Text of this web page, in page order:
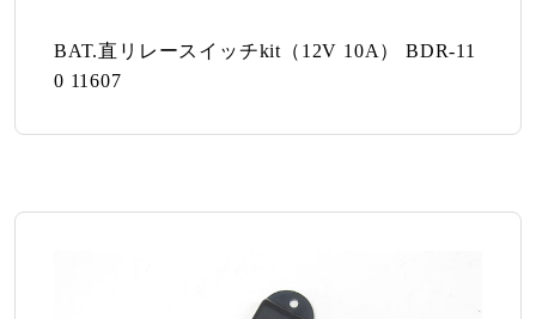
BAT.直リレースイッチkit（12V 10A） BDR-11
0 11607